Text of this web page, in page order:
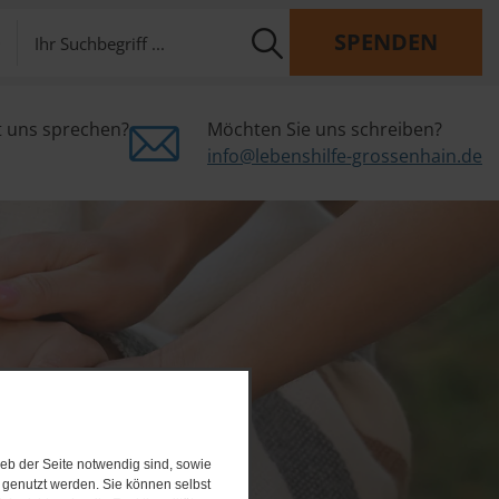
der Seite notwendig sind, sowie
werden. Sie können selbst
SPENDEN
sprechen?
Möchten Sie uns schreiben?
info@lebenshilfe-grossenhain.de